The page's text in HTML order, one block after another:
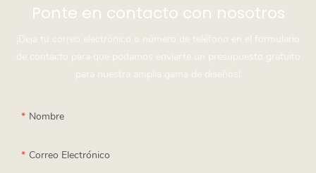
Ponte en contacto con nosotros
¡Deja tu correo electrónico o número de teléfono en el formulario
de contacto para que podamos enviarte un presupuesto gratuito
para nuestra amplia gama de diseños!
Nombre
Correo Electrónico